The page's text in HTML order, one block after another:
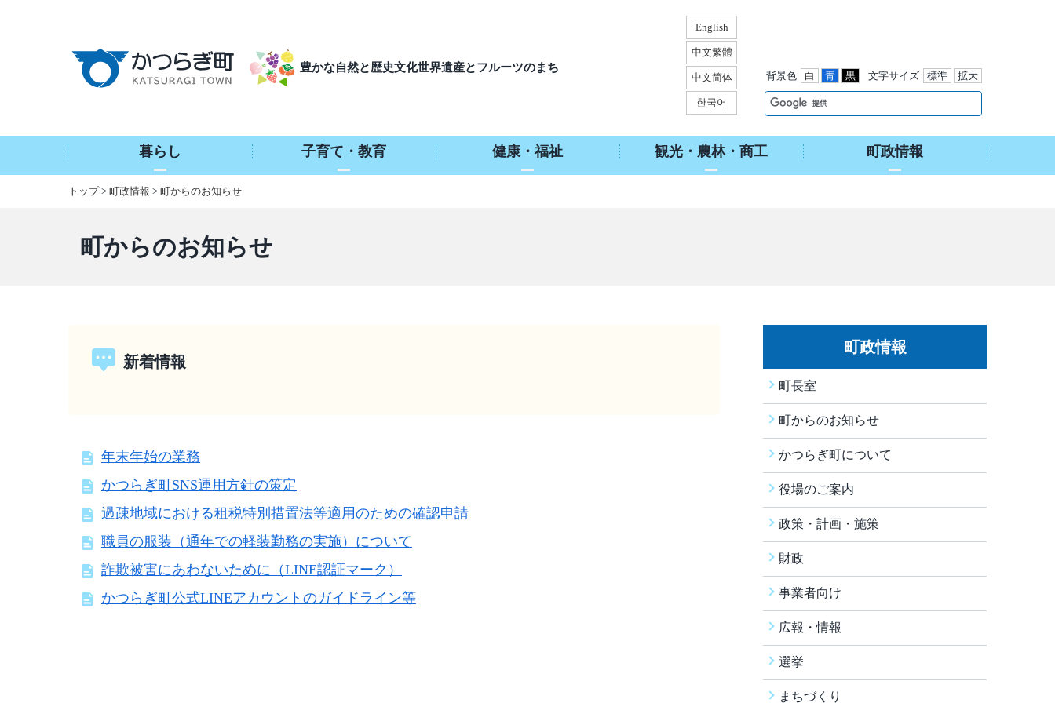
豊かな自然と歴史文化世界遺産とフルーツのまち
English
中文繁體
中文简体
한국어
背景色 白 青 黒 文字サイズ 標準 拡大
暮らし 子育て・教育 健康・福祉 観光・農林・商工 町政情報
トップ> 町政情報 > 町からのお知らせ
町からのお知らせ
新着情報
年末年始の業務
かつらぎ町SNS運用方針の策定
過疎地域における租税特別措置法等適用のための確認申請
職員の服装（通年での軽装勤務の実施）について
詐欺被害にあわないために（LINE認証マーク）
かつらぎ町公式LINEアカウントのガイドライン等
町政情報
町長室
町からのお知らせ
かつらぎ町について
役場のご案内
政策・計画・施策
財政
事業者向け
広報・情報
選挙
まちづくり